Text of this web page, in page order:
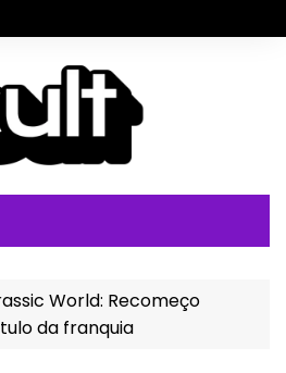
World: Recomeço
da franquia